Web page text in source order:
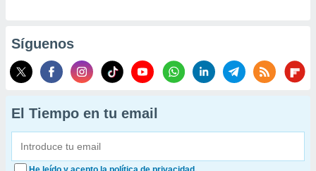
Síguenos
El Tiempo en tu email